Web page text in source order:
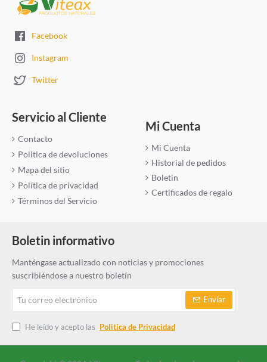
Facebook
Instagram
Twitter
Servicio al Cliente
Contacto
Politica de devoluciones
Mapa del sitio
Política de privacidad
Términos del Servicio
Mi Cuenta
Mi Cuenta
Historial de pedidos
Boletin
Certificados de regalo
Boletin informativo
Manténgase actualizado con noticias y promociones
suscribiéndose a nuestro boletín
correo
Enviar
He leído y acepto las Politica de Privacidad